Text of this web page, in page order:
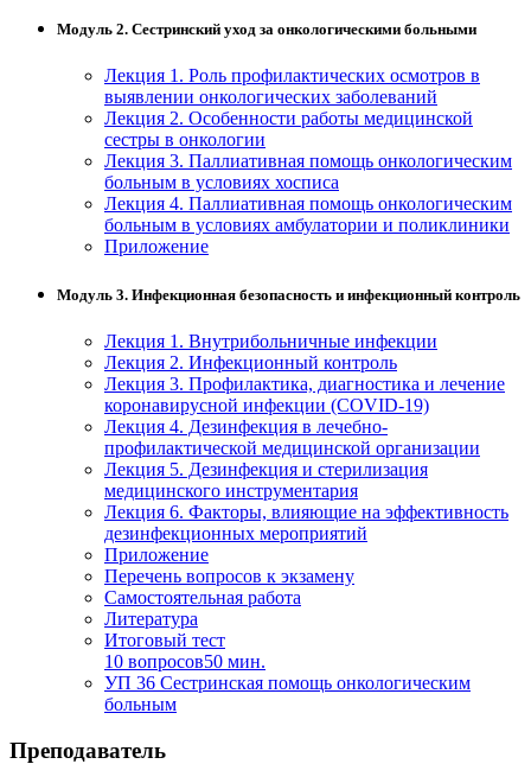
Модуль 2. Сестринский уход за онкологическими больными
Лекция 1. Роль профилактических осмотров в
выявлении онкологических заболеваний
Лекция 2. Особенности работы медицинской
сестры в онкологии
Лекция 3. Паллиативная помощь онкологическим
больным в условиях хосписа
Лекция 4. Паллиативная помощь онкологическим
больным в условиях амбулатории и поликлиники
Приложение
Модуль 3. Инфекционная безопасность и инфекционный контроль
Лекция 1. Внутрибольничные инфекции
Лекция 2. Инфекционный контроль
Лекция 3. Профилактика, диагностика и лечение
коронавирусной инфекции (COVID-19)
Лекция 4. Дезинфекция в лечебно-
профилактической медицинской организации
Лекция 5. Дезинфекция и стерилизация
медицинского инструментария
Лекция 6. Факторы, влияющие на эффективность
дезинфекционных мероприятий
Приложение
Перечень вопросов к экзамену
Самостоятельная работа
Литература
Итоговый тест
10 вопросов50 мин.
УП 36 Сестринская помощь онкологическим
больным
Преподаватель